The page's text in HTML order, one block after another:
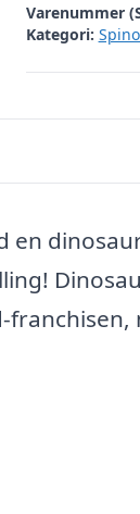
Varenummer
Kategori:
en